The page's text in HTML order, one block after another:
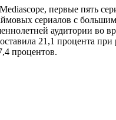
первые пять
сериалов с
аудитории во
21,1 процента
процентов.